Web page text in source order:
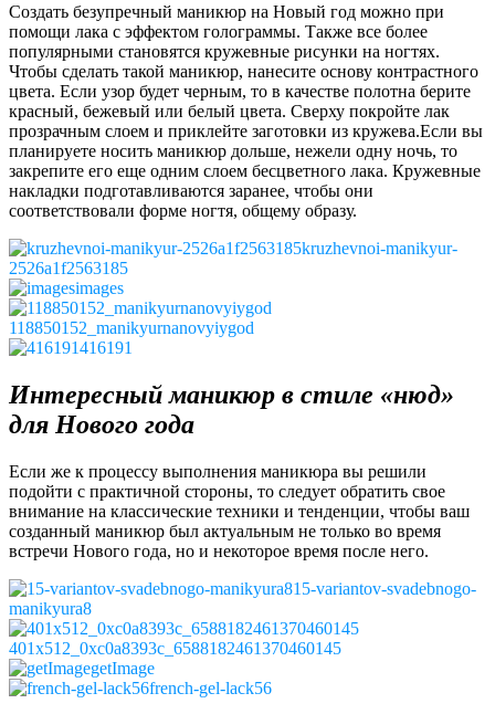
Создать безупречный маникюр на Новый год можно при
помощи лака с эффектом голограммы. Также все более
популярными становятся кружевные рисунки на ногтях.
Чтобы сделать такой маникюр, нанесите основу контрастного
цвета. Если узор будет черным, то в качестве полотна берите
красный, бежевый или белый цвета. Сверху покройте лак
прозрачным слоем и приклейте заготовки из кружева.Если вы
планируете носить маникюр дольше, нежели одну ночь, то
закрепите его еще одним слоем бесцветного лака. Кружевные
накладки подготавливаются заранее, чтобы они
соответствовали форме ногтя, общему образу.
kruzhevnoi-manikyur-
2526a1f2563185
images
118850152_manikyurnanovyiygod
416191
Интересный маникюр в стиле «нюд»
для Нового года
Если же к процессу выполнения маникюра вы решили
подойти с практичной стороны, то следует обратить свое
внимание на классические техники и тенденции, чтобы ваш
созданный маникюр был актуальным не только во время
встречи Нового года, но и некоторое время после него.
15-variantov-svadebnogo-
manikyura8
401x512_0xc0a8393c_6588182461370460145
getImage
french-gel-lack56